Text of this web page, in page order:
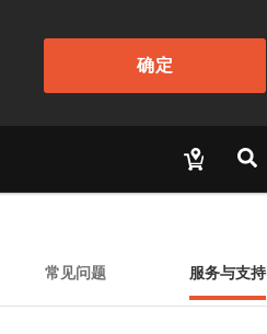
确定
常见问题 服务与支持